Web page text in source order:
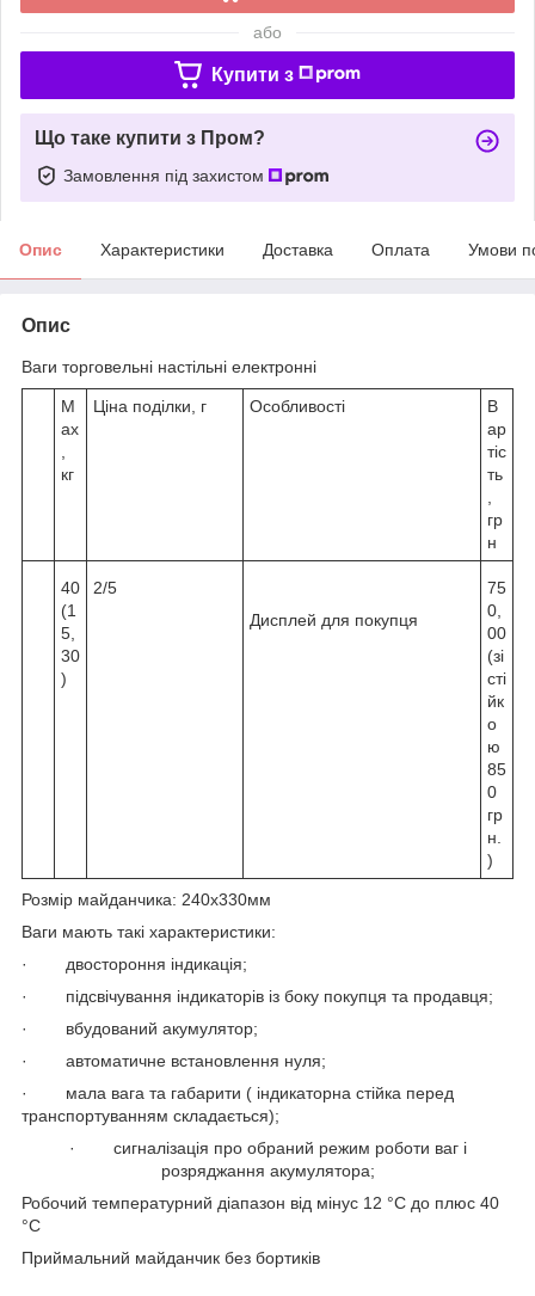
або
Купити з
Що таке купити з Пром?
Замовлення під захистом
Опис Характеристики Доставка Оплата Умови
Опис
Ваги торговельні настільні електронні
M
ax
кг
Ціна поділки, г Особливості
В
ар
тіс
ть
гр
н
40
(1
5,
30
)
2/5
Дисплей для покупця
75
0,
00
(зі
сті
йк
о
ю
85
0
гр
н.
)
Розмір майданчика: 240х330мм
Ваги мають такі характеристики:
· двостороння індикація;
· підсвічування індикаторів із боку покупця та продавця;
· вбудований акумулятор;
· автоматичне встановлення нуля;
· мала вага та габарити ( індикаторна стійка перед
транспортуванням складається);
· сигналізація про обраний режим роботи ваг і
розряджання акумулятора;
Робочий температурний діапазон від мінус 12 °C до плюс 40
°C
Приймальний майданчик без бортиків